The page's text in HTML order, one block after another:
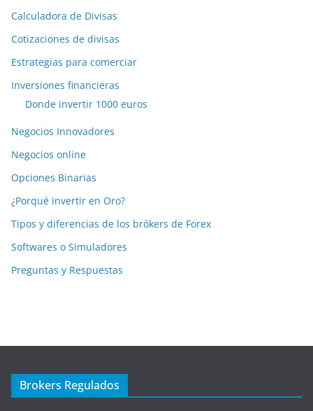
Calculadora de Divisas
Cotizaciones de divisas
Estrategias para comerciar
Inversiones financieras
Donde invertir 1000 euros
Negocios Innovadores
Negocios online
Opciones Binarias
¿Porqué invertir en Oro?
Tipos y diferencias de los brókers de Forex
Softwares o Simuladores
Preguntas y Respuestas
Brokers Regulados